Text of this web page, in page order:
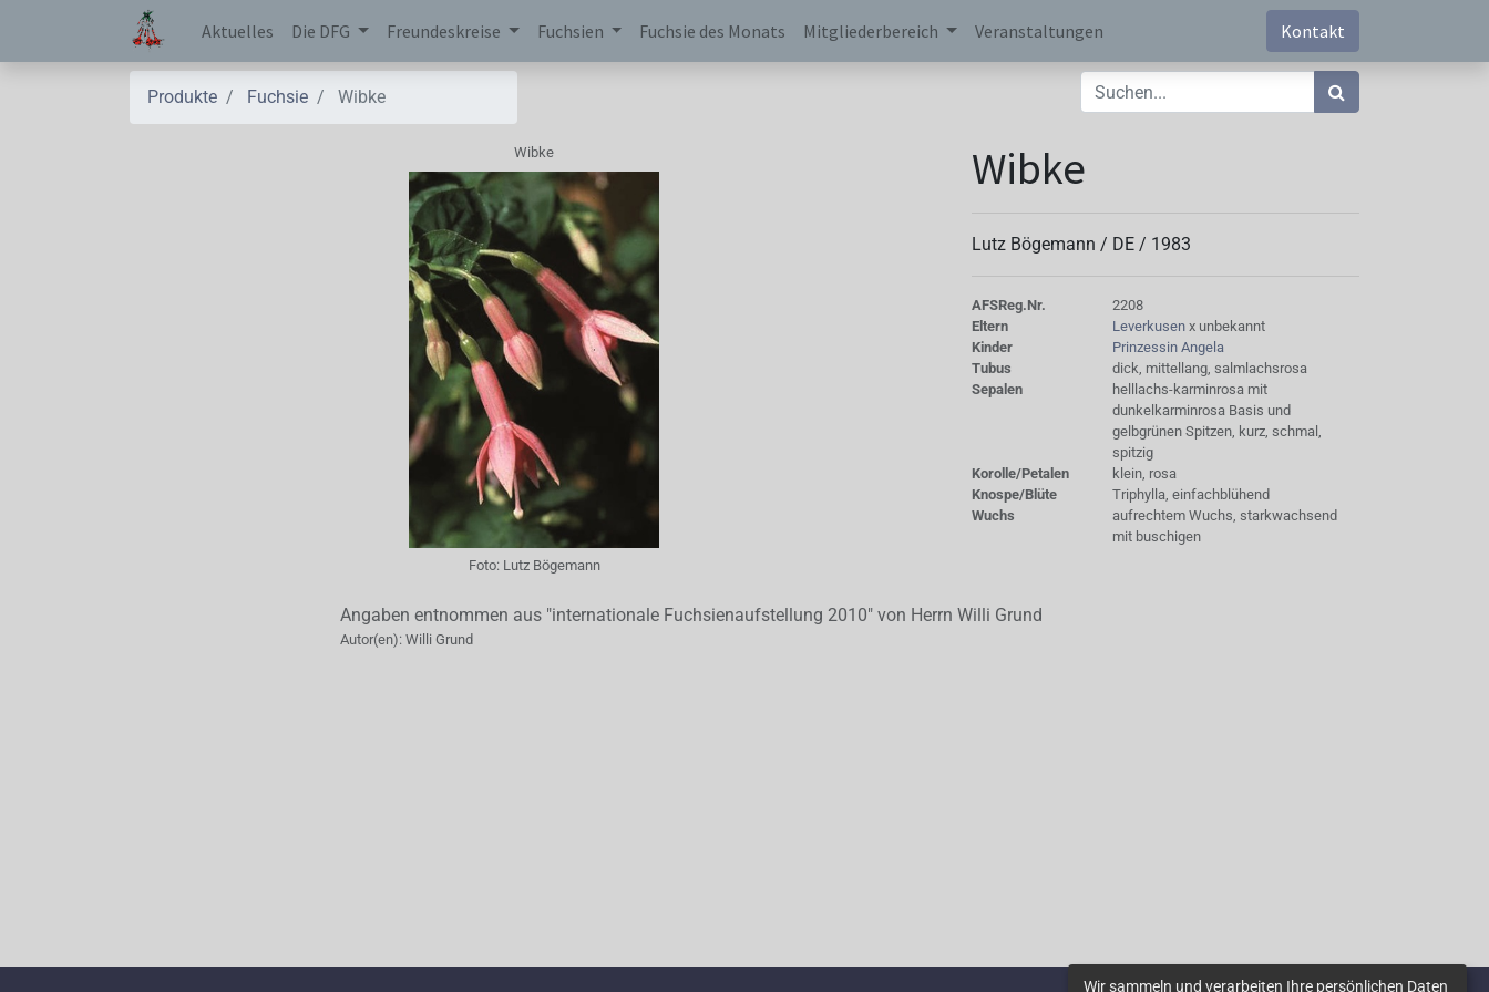
Aktuelles Die DFG Freundeskreise Fuchsien Fuchsie des Monats Mitgliederbereich Veranstaltungen Kontakt
Produkte Fuchsie Wibke
Wibke
Foto: Lutz Bögemann
Wibke
Lutz Bögemann / DE / 1983
AFSReg.Nr.
2208
Eltern
Leverkusen x unbekannt
Kinder
Prinzessin Angela
Tubus
dick, mittellang, salmlachsrosa
Sepalen
helllachs-karminrosa mit
dunkelkarminrosa Basis und
gelbgrünen Spitzen, kurz, schmal,
spitzig
Korolle/Petalen
klein, rosa
Knospe/Blüte
Triphylla, einfachblühend
Wuchs
aufrechtem Wuchs, starkwachsend
mit buschigen
Angaben entnommen aus "internationale Fuchsienaufstellung 2010" von Herrn Willi Grund
Autor(en): Willi Grund
Wir sammeln und verarbeiten Ihre persönlichen Daten